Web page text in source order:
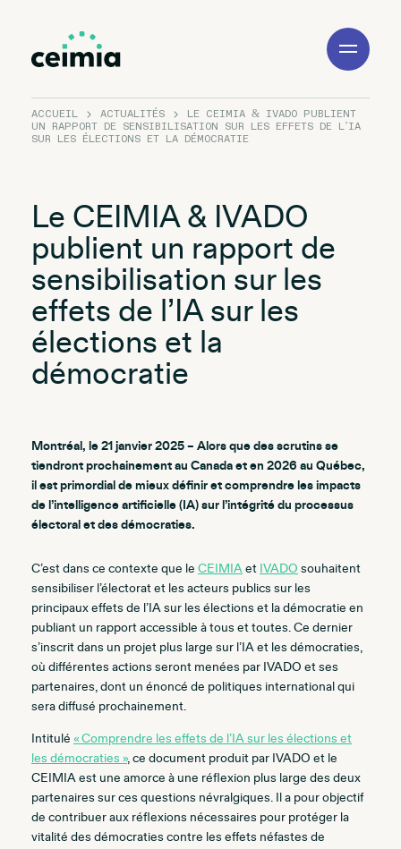
Toggle
Navigation
ACCUEIL ACTUALITÉS
LE CEIMIA & IVADO PUBLIENT
UN RAPPORT DE SENSIBILISATION SUR LES EFFETS DE L’IA
SUR LES ÉLECTIONS ET LA DÉMOCRATIE
Le CEIMIA & IVADO
publient un rapport de
sensibilisation sur les
effets de l’IA sur les
élections et la
démocratie
Montréal, le 21 janvier 2025 – Alors que des scrutins se
tiendront prochainement au Canada et en 2026 au Québec,
il est primordial de mieux définir et comprendre les impacts
de l’intelligence artificielle (IA) sur l’intégrité du processus
électoral et des démocraties.
C’est dans ce contexte que le CEIMIAet IVADO souhaitent
sensibiliser l’électorat et les acteurs publics sur les
principaux effets de l’IA sur les élections et la démocratie en
publiant un rapport accessible à tous et toutes. Ce dernier
s’inscrit dans un projet plus large sur l’IA et les démocraties,
où différentes actions seront menées par IVADO et ses
partenaires, dont un énoncé de politiques international qui
sera diffusé prochainement.
Intitulé « Comprendre les effets de l’IA sur les élections et
les démocraties », ce document produit par IVADO et le
CEIMIA est une amorce à une réflexion plus large des deux
partenaires sur ces questions névralgiques. Il a pour objectif
de contribuer aux réflexions nécessaires pour protéger la
vitalité des démocraties contre les effets néfastes de